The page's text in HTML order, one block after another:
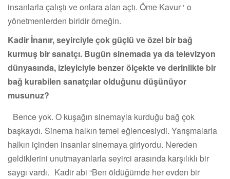
insanlarla çalıştı ve onlara alan açtı. Öme Kavur ‘ o
yönetmenlerden biridir örneğin.
Kadir İnanır, seyirciyle çok güçlü ve özel bir bağ
kurmuş bir sanatçı. Bugün sinemada ya da televizyon
dünyasında, izleyiciyle benzer ölçekte ve derinlikte bir
bağ kurabilen sanatçılar olduğunu düşünüyor
musunuz?
Bence yok. O kuşağın sinemayla kurduğu bağ çok
başkaydı. Sinema halkın temel eğlencesiydi. Yarışmalarla
halkın içinden insanlar sinemaya giriyordu. Nereden
geldiklerini unutmayanlarla seyirci arasında karşılıklı bir
saygı vardı. Kadir abi “Ben öldüğümde her evden bir